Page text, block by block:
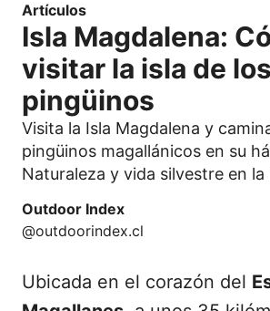
Artículos
Isla Magdalena:
visitar la isla de los
pingüinos
Visita la Isla Magdalena y
pingüinos magallánicos en su
Naturaleza y vida silvestre en la
Outdoor Index
@outdoorindex.cl
Ubicada en el corazón del